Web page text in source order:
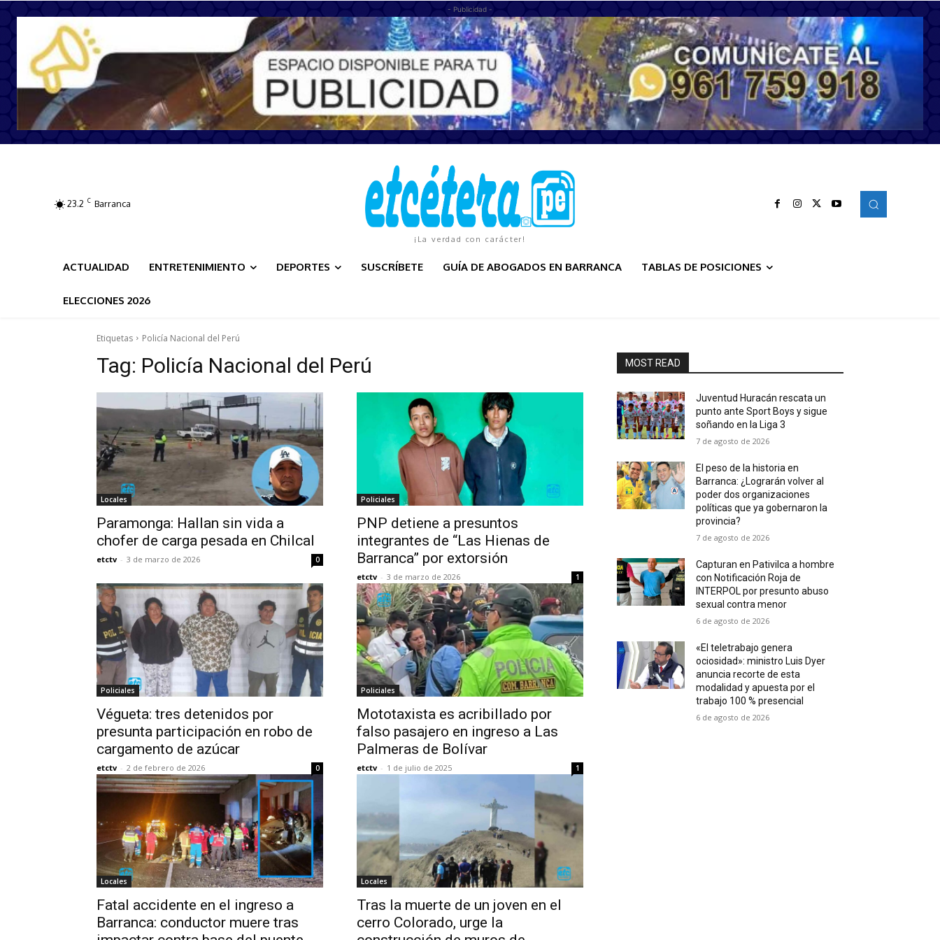
- Publicidad -
23.2 C Barranca
¡La verdad con carácter!
ACTUALIDAD ENTRETENIMIENTO DEPORTES SUSCRÍBETE GUÍA DE ABOGADOS EN BARRANCA TABLAS DE POSICIONES
ELECCIONES 2026
Etiquetas Policía Nacional del Perú
Tag: Policía Nacional del Perú
Locales
Paramonga: Hallan sin vida a
chofer de carga pesada en Chilcal
etctv - 3 de marzo de 2026 0
Policiales
PNP detiene a presuntos
integrantes de “Las Hienas de
Barranca” por extorsión
etctv - 3 de marzo de 2026 1
Policiales
Végueta: tres detenidos por
presunta participación en robo de
cargamento de azúcar
etctv - 2 de febrero de 2026 0
Policiales
Mototaxista es acribillado por
falso pasajero en ingreso a Las
Palmeras de Bolívar
etctv - 1 de julio de 2025 1
Locales
Fatal accidente en el ingreso a
Barranca: conductor muere tras
Locales
Tras la muerte de un joven en el
cerro Colorado, urge la
MOST READ
Juventud Huracán rescata un
punto ante Sport Boys y sigue
soñando en la Liga 3
7 de agosto de 2026
El peso de la historia en
Barranca: ¿Lograrán volver al
poder dos organizaciones
políticas que ya gobernaron la
provincia?
7 de agosto de 2026
Capturan en Pativilca a hombre
con Notificación Roja de
INTERPOL por presunto abuso
sexual contra menor
6 de agosto de 2026
«El teletrabajo genera
ociosidad»: ministro Luis Dyer
anuncia recorte de esta
modalidad y apuesta por el
trabajo 100 % presencial
6 de agosto de 2026